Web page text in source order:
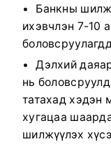
Банкны
ихэвчлэн 7-10
Дэлхий
нь
татахад хэдэн
хугацаа
шилжүүлэх